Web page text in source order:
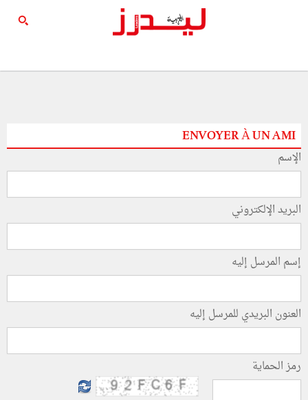
ENVOYER À UN AMI
الإسم
البريد الإلكتروني
إسم المرسل إليه
العنون البريدي للمرسل إليه
رمز الحماية